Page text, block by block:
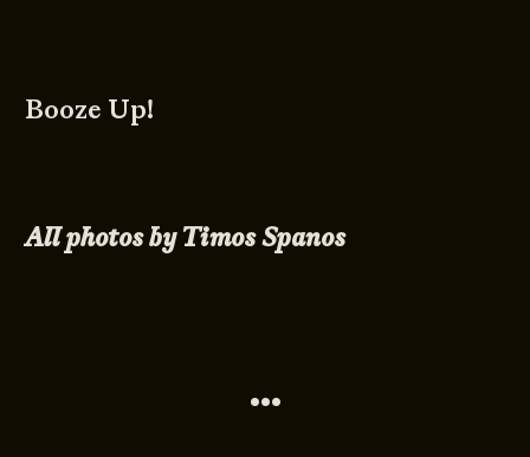
Βooze Up!
All photos by Timos Spanos
•••